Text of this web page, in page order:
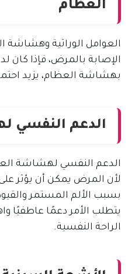
العظام
العوامل الوراثية وهشاشة
الإصابة بالمرض، فإذا كان
بهشاشة العظام، يزيد
الدعم النفسي
الدعم النفسي لهشاشة
لأن المرض يمكن أن يؤثر
بسبب الألم المستمر
يتطلب الأمر دعمًا عاطفيًا
الراحة النفسية.